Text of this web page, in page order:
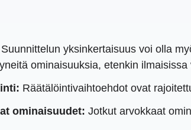
Suunnittelun yksinkertaisuus voi olla
ominaisuuksia, etenkin ilmaisissa
Räätälöintivaihtoehdot ovat
ominaisuudet: Jotkut arvokkaat